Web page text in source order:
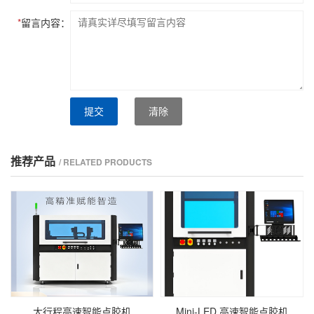
*留言内容：
提交 清除
推荐产品 / RELATED PRODUCTS
大行程高速智能点胶机 Mini‑LED 高速智能点胶机